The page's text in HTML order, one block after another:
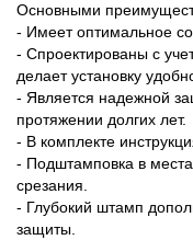
Основными
- Имеет оптимальное
- Спроектированы с
делает установку
- Является надежной
протяжении долгих лет.
- В комплекте
- Подштамповка в
срезания.
- Глубокий штамп
защиты.